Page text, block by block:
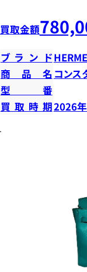
買取金額
ブランド
商品名 コンス
型番
買取時期2026